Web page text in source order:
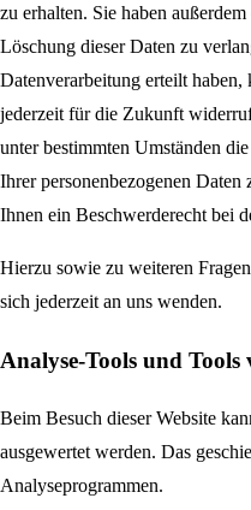
zu erhalten. Sie haben
Löschung dieser Daten zu
Datenverarbeitung erteilt
jederzeit für die Zukunft
unter bestimmten Umständen
Ihrer personenbezogenen Daten
Ihnen ein Beschwerderecht bei
Hierzu sowie zu weiteren
sich jederzeit an uns wenden.
Analyse-Tools und
Beim Besuch dieser Website
ausgewertet werden. Das
Analyseprogrammen.